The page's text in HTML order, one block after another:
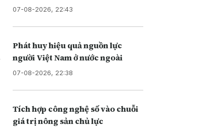
07-08-2026, 22:43
Phát huy hiệu quả nguồn lực
người Việt Nam ở nước ngoài
07-08-2026, 22:38
Tích hợp công nghệ số vào chuỗi
giá trị nông sản chủ lực